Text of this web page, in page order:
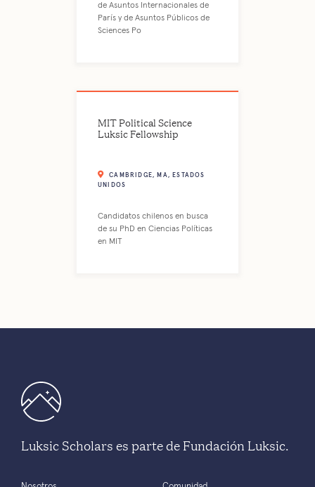
de Asuntos Internacionales de
París y de Asuntos Públicos de
Sciences Po
MIT Political Science
Luksic Fellowship
CAMBRIDGE, MA, ESTADOS
UNIDOS
Candidatos chilenos en busca
de su PhD en Ciencias Políticas
en MIT
Luksic Scholars es parte de Fundación Luksic.